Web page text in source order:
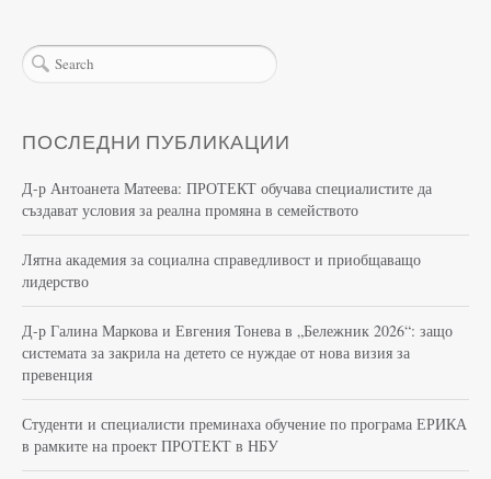
ПОСЛЕДНИ ПУБЛИКАЦИИ
Д-р Антоанета Матеева: ПРОТЕКТ обучава специалистите да
създават условия за реална промяна в семейството
Лятна академия за социална справедливост и приобщаващо
лидерство
Д-р Галина Маркова и Евгения Тонева в „Бележник 2026“: защо
системата за закрила на детето се нуждае от нова визия за
превенция
Студенти и специалисти преминаха обучение по програма ЕРИКА
в рамките на проект ПРОТЕКТ в НБУ